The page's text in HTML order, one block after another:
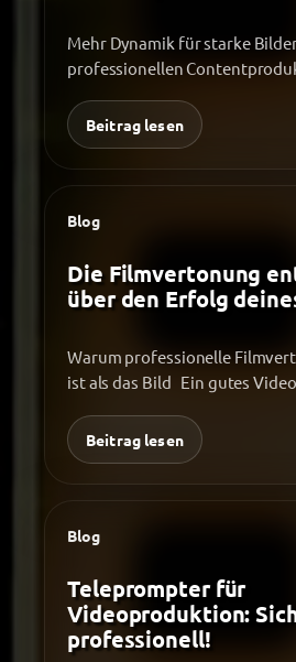
Mehr Dynamik für starke
professionellen
Beitrag lesen
Blog
Die Filmvertonung
über den Erfolg
Warum professionelle
ist als das Bild Ein gutes
Beitrag lesen
Blog
Teleprompter für
Videoproduktion:
professionell!